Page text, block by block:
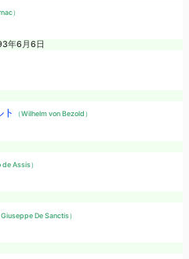
）
年6月6日
（Wilhelm von Bezold）
de Assis）
Giuseppe De Sanctis）